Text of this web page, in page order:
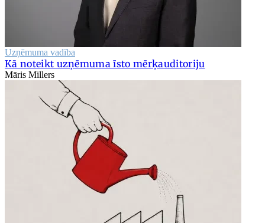
Uzņēmuma vadība
Kā noteikt uzņēmuma īsto mērķauditoriju
Māris Millers